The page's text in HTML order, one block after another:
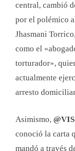
central, cambió
por el polémico
Jhasmani
como el
torturador»,
actualmente
arresto
Asimismo,
conoció la carta
mandó a través